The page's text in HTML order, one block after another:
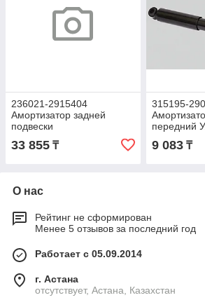
236021-2915404
Амортизатор задней
подвески
Профи газомаслян.со
33 855 ₸
315195-
передний
Хантер,
9 083₸
О нас
Рейтинг не сформирован
Менее 5 отзывов за последний год
Работает с 05.09.2014
г. Астана
отсутствует, Астана, Казахстан